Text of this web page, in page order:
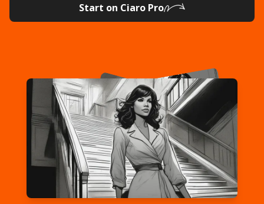
Start on Ciaro Pro